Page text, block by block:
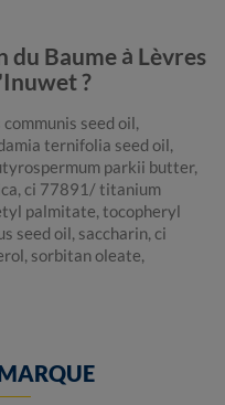
Baume à Lèvres
?
seed oil,
ternifolia seed oil,
parkii butter,
ci 77891/ titanium
palmitate, tocopheryl
seed oil, saccharin, ci
sorbitan oleate,